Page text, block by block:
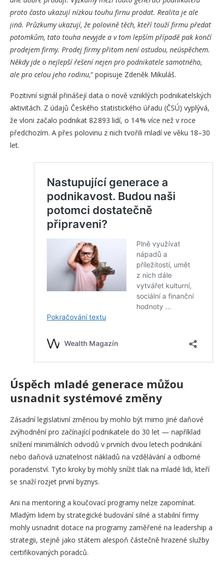
proto často ukazují nízkou touhu firnu prodat. Realita je ale
jiná. Průzkumy ukazují, že polovině těch, kteří touží firmu předat
potomkům, tato touha nevyjde a v tom lepším případě pak končí
prodejem firmy. Prodej firmy přitom není ostudou, neúspěchem.
Někdy jde o nejlepší řešení nejen pro podnikatele samotného,
ale pro celou jeho rodinu,“ popisuje Zdeněk Mikuláš.
Pozitivní signál přinášejí data o nově vzniklých podnikatelských
aktivitách. Z údajů Českého statistického úřadu (ČSÚ) vyplývá,
že vloni začalo podnikat 82 893 lidí, o 14 % více než v roce
předchozím. A přes polovinu z nich tvořili mladí ve věku 18–30
let.
Úspěch mladé generace můžou
usnadnit systémové změny
Zásadní legislativní změnou by mohlo být mimo jiné daňové
zvýhodnění pro začínající podnikatele do 30 let — například
snížení minimálních odvodů v prvních dvou letech podnikání
nebo daňová uznatelnost nákladů na vzdělávání a odborné
poradenství. Tyto kroky by mohly snížit tlak na mladé lidi, kteří
se snaží rozjet první byznys.
Ani na mentoring a koučovací programy nelze zapomínat.
Mladým lidem by strategické budování silné a stabilní firmy
mohly usnadnit dotace na programy zaměřené na leadership a
strategii, stejně jako státem alespoň částečně hrazené služby
certifikovaných poradců.